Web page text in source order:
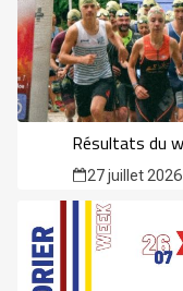
27 juillet 2026